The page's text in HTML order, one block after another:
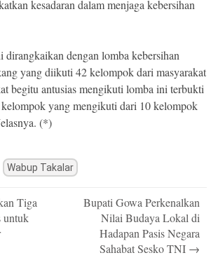
kesadaran dalam menjaga kebersihan
dirangkaikan dengan lomba kebersihan
yang diikuti 42 kelompok dari masyarakat
begitu antusias mengikuti lomba ini terbukti
yang mengikuti dari 10 kelompok
(*)
Wabup Takalar
Tiga
untuk
Bupati Gowa Perkenalkan
Nilai Budaya Lokal di
Hadapan Pasis Negara
Sahabat Sesko TNI →